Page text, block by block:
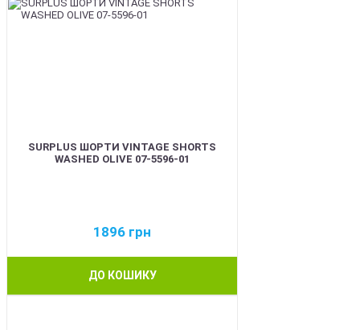
SURPLUS ШОРТИ VINTAGE SHORTS
WASHED OLIVE 07-5596-01
1896 грн
ДО КОШИКУ